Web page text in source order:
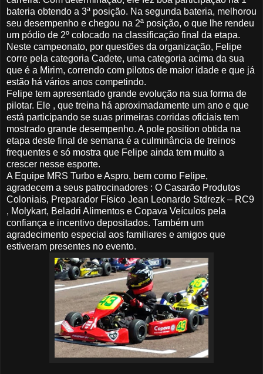
bateria obtendo a 3ª posição. Na segunda bateria, melhorou
seu desempenho e chegou na 2ª posição, o que lhe rendeu
um pódio de 2º colocado na classificação final da etapa.
Neste campeonato, por questões da organização, Felipe
corre pela categoria Cadete, uma categoria acima da sua
que é a Mirim, correndo com pilotos de maior idade e que já
estão há vários anos competindo.
Felipe tem apresentado grande evolução na sua forma de
pilotar. Ele , que treina há aproximadamente um ano e que
está participando se suas primeiras corridas oficiais tem
mostrado grande desempenho. A pole position obtida na
etapa deste final de semana é a culminância de treinos
frequentes e só mostra que Felipe ainda tem muito a
crescer nesse esporte.
A Equipe MRS Turbo e Aspro, bem como Felipe,
agradecem a seus patrocinadores : O Casarão Produtos
Coloniais, Preparador Físico Jean Leonardo Stdrezk – RC9
, Molykart, Beladri Alimentos e Copava Veículos pela
confiança e incentivo depositados. Também um
agradecimento especial aos familiares e amigos que
estiveram presentes no evento.